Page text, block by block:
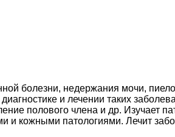
болезни, недержания мочи,
и лечении таких
полового члена и др. Изучает
и кожными патологиями. Лечит